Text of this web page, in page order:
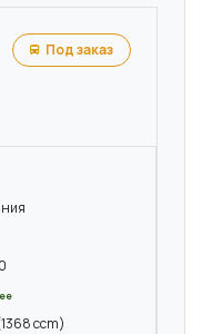
Под заказ
ccm)